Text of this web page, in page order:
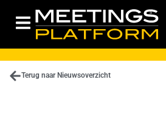
Terug naar Nieuwsoverzicht